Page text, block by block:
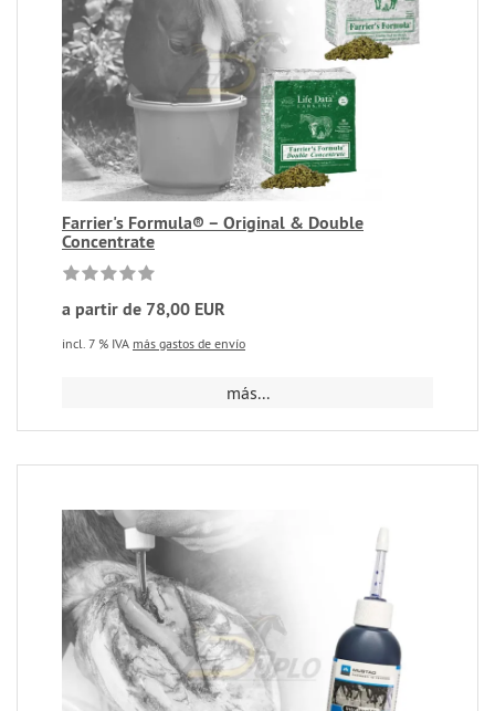
Farrier's Formula® – Original & Double
Concentrate
a partir de 78,00 EUR
incl. 7 % IVA más gastos de envío
más...